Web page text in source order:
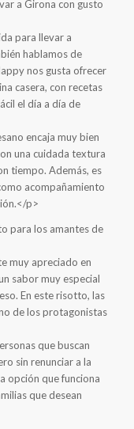
a Girona con gusto
para llevar a
hablamos de
nos gusta ofrecer
casera, con recetas
el día a día de
encaja muy bien
una cuidada textura
tiempo. Además, es
acompañamiento
p>
para los amantes de
muy apreciado en
sabor muy especial
En este risotto, las
de los protagonistas
que buscan
sin renunciar a la
opción que funciona
que desean